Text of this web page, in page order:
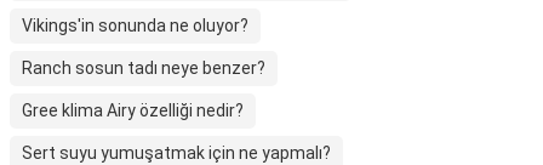
Vikings'in sonunda ne oluyor?
Ranch sosun tadı neye benzer?
Gree klima Airy özelliği nedir?
Sert suyu yumuşatmak için ne yapmalı?